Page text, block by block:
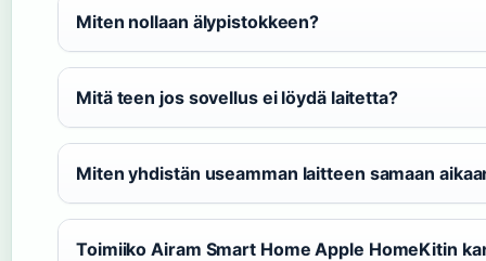
Miten nollaan älypistokkeen?
Mitä teen jos sovellus ei löydä laitetta?
Miten yhdistän useamman laitteen samaan
Toimiiko Airam Smart Home Apple HomeKitin